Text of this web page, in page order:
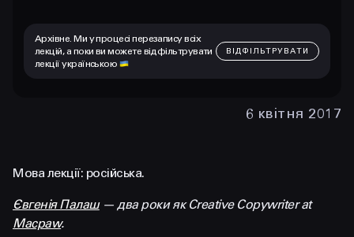
hello@prjctr.com
INSTAGRAM
Архівне. Ми у процесі перезапису всіх
лекцій, а поки ви можете відфільтрувати
лекції українською
ВІДФІЛЬТРУВАТИ
6 квітня 2017
Мова лекції: російська.
Євгенія Палаш— два роки як Creative Copywriter at
Macpaw.